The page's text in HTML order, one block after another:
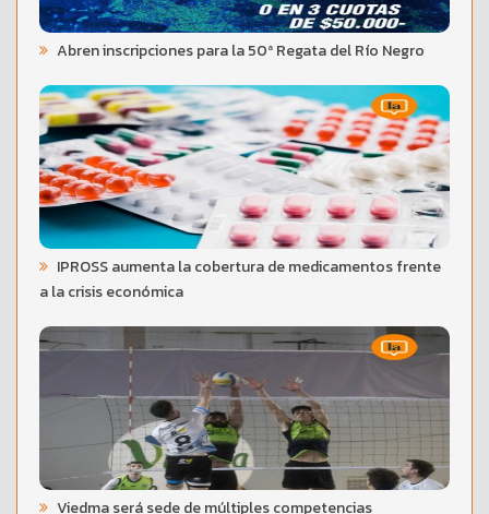
Abren inscripciones para la 50ª Regata del Río Negro
IPROSS aumenta la cobertura de medicamentos frente
a la crisis económica
Viedma será sede de múltiples competencias